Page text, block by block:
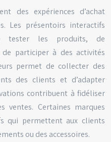
des expériences d’achat
Les présentoirs interactifs
tester les produits, de
participer à des activités
permet de collecter des
des clients et d’adapter
contribuent à fidéliser
Certaines marques
qui permettent aux clients
ou des accessoires.